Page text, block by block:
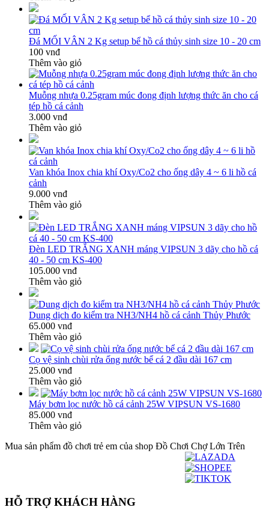
Đá MỐI VÂN 2 Kg setup bể hồ cá thủy sinh size 10 - 20 cm
100 vnđ
Thêm vào giỏ
Muỗng nhựa 0.25gram múc đong định lượng thức ăn cho cá
tép hồ cá cảnh
3.000 vnđ
Thêm vào giỏ
Van khóa Inox chia khí Oxy/Co2 cho ống dây 4 ~ 6 li hồ cá
cảnh
9.000 vnđ
Thêm vào giỏ
Đèn LED TRẮNG XANH máng VIPSUN 3 dãy cho hồ cá
40 - 50 cm KS-400
105.000 vnđ
Thêm vào giỏ
Dung dịch đo kiểm tra NH3/NH4 hồ cá cảnh Thủy Phước
65.000 vnđ
Thêm vào giỏ
Cọ vệ sinh chùi rửa ống nước bể cá 2 đầu dài 167 cm
25.000 vnđ
Thêm vào giỏ
Máy bơm lọc nước hồ cá cảnh 25W VIPSUN VS-1680
85.000 vnđ
Thêm vào giỏ
Mua sản phẩm đồ chơi trẻ em của shop Đồ Chơi Chợ Lớn Trên
HỖ TRỢ KHÁCH HÀNG